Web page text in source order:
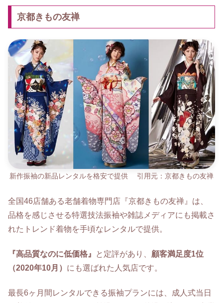
京都きもの友禅
新作振袖の新品レンタルを格安で提供 引用元：京都きもの友禅
全国46店舗ある老舗着物専門店『京都きもの友禅』は、
品格を感じさせる特選技法振袖や雑誌メディアにも掲載さ
れたトレンド着物を手頃なレンタルで提供。
『高品質なのに低価格』 と定評があり、 顧客満足度1位
（2020年10月） にも選ばれた人気店です。
最長6ヶ月間レンタルできる振袖プランには、成人式当日